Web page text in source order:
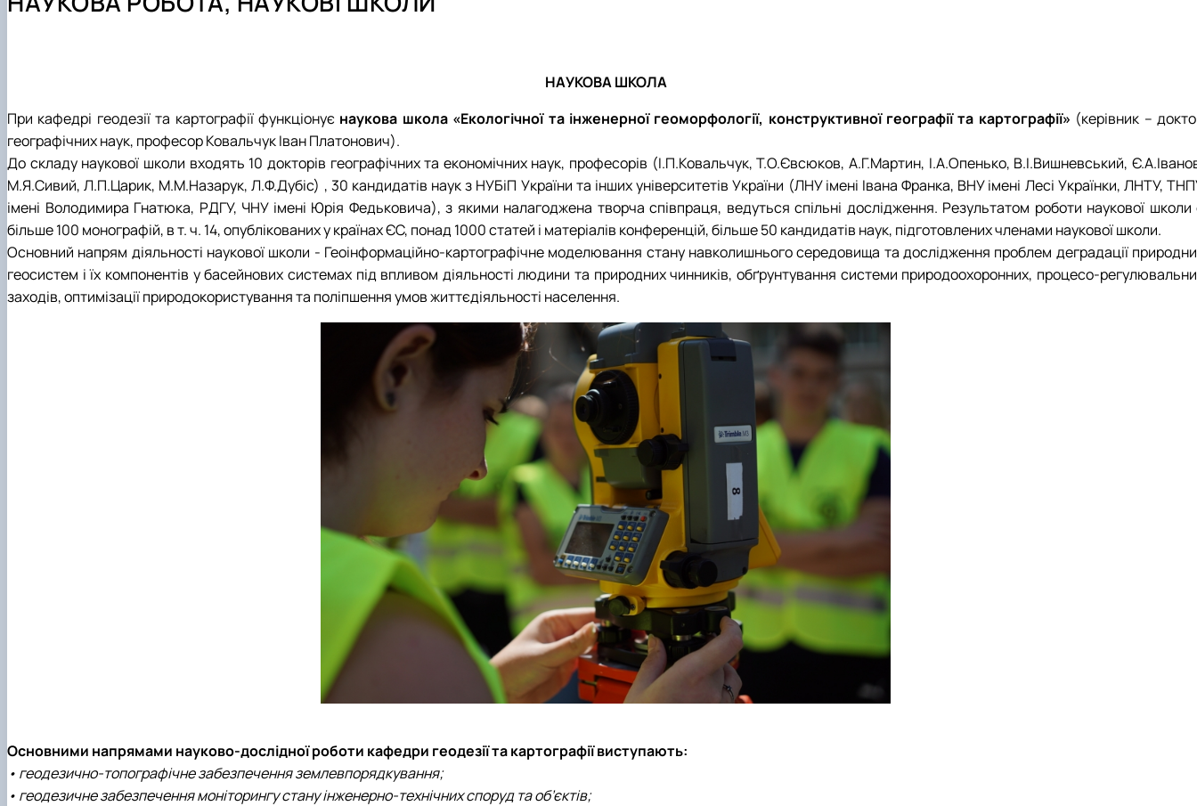
Культурно-виховна робота
Навчальні лабораторії (матеріально-технічне забезпечення)
Студентський науковий гурток «Геодезія»
Графік проведення консультацій
НАУКОВА ШКОЛА
При кафедрі геодезії та картографії функціонує наукова школа «Екологічної та інженерної геоморфології, конструктивної географії та картографії» (керівник –
географічних наук, професор Ковальчук Іван Платонович).
До складу наукової школи входять 10 докторів географічних та економічних наук, професорів (І.П.Ковальчук, Т.О.Євсюков, А.Г.Мартин, І.А.Опенько, В.І.Вишневський,
М.Я.Сивий, Л.П.Царик, М.М.Назарук, Л.Ф.Дубіс) , 30 кандидатів наук з НУБіП України та інших університетів України (ЛНУ імені Івана Франка, ВНУ імені Лесі Українки, ЛНТУ,
імені Володимира Гнатюка, РДГУ, ЧНУ імені Юрія Федьковича), з якими налагоджена творча співпраця, ведуться спільні дослідження. Результатом роботи наукової школи
більше 100 монографій, в т. ч. 14, опублікованих у країнах ЄС, понад 1000 статей і матеріалів конференцій, більше 50 кандидатів наук, підготовлених членами наукової школи.
Основний напрям діяльності наукової школи - Геоінформаційно-картографічне моделювання стану навколишнього середовища та дослідження проблем деградації
геосистем і їх компонентів у басейнових системах під впливом діяльності людини та природних чинників, обґрунтування системи природоохоронних, процесо-
заходів, оптимізації природокористування та поліпшення умов життєдіяльності населення.
Основними напрямами науково-дослідної роботи кафедри геодезії та картографії виступають:
• геодезично-топографічне забезпечення землевпорядкування;
• геодезичне забезпечення моніторингу стану інженерно-технічних споруд та об’єктів;